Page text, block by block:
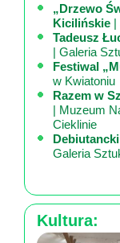
„Drzewo
Kicilińskie |
Tadeusz
| Galeria
Festiwal
w Kwiatoniu
Razem w
| Muzeum
Cieklinie
Galeria
Kultura: